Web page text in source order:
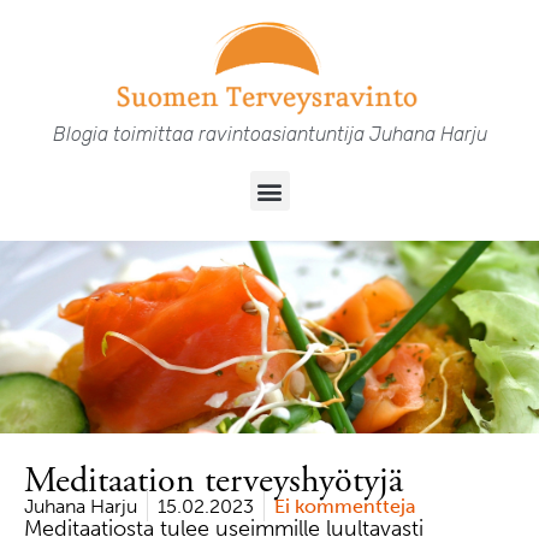
Blogia toimittaa ravintoasiantuntija Juhana Harju
Meditaation terveyshyötyjä
Juhana Harju 15.02.2023 Ei kommentteja
Meditaatiosta tulee useimmille luultavasti